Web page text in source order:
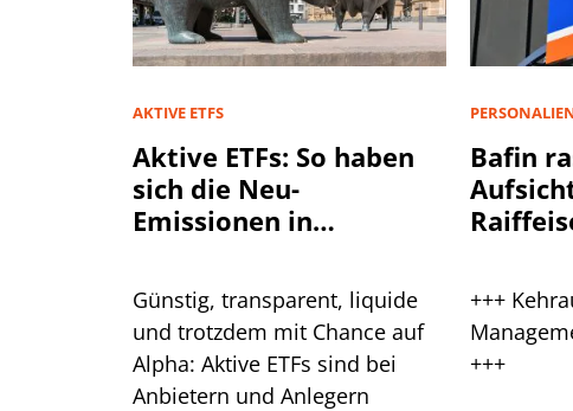
AKTIVE ETFS
Aktive ETFs: So haben
sich die Neu-
Emissionen in
Günstig, transparent, liquide
und trotzdem mit Chance auf
Alpha: Aktive ETFs sind bei
Anbietern und Anlegern
Bafin
+++
+++